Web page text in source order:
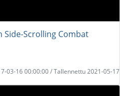
Side-Scrolling Combat
03-16 00:00:00 / Tallennettu 2021-05-17